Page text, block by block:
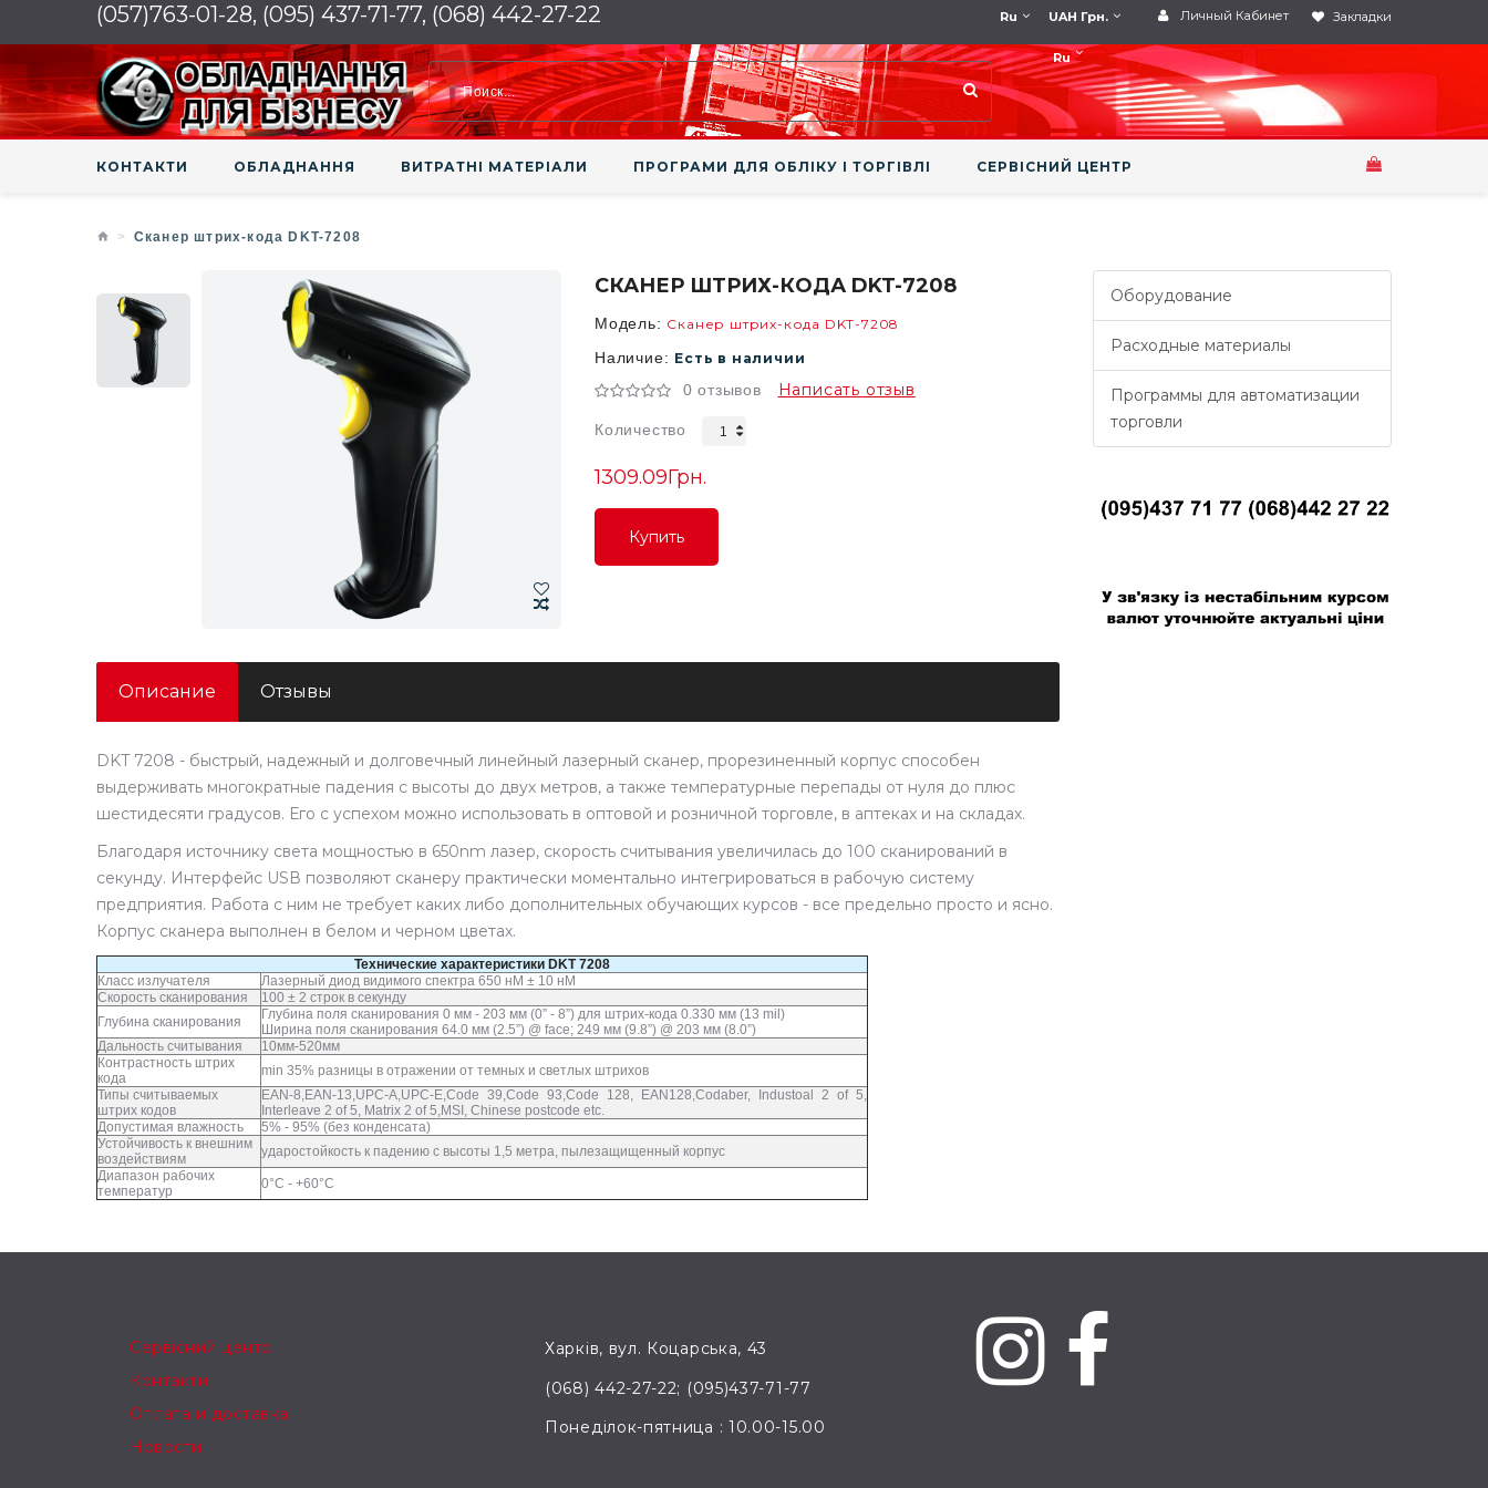
(057)763-01-28, (095) 437-71-77, (068) 442-27-22 Закладки
Личный Кабинет
UAH Грн.
Ru
Ru
КОНТАКТИ ОБЛАДНАННЯ ВИТРАТНІ МАТЕРІАЛИ ПРОГРАМИ ДЛЯ ОБЛІКУ І ТОРГІВЛІ СЕРВІСНИЙ ЦЕНТР
Сканер штрих-кода DKT-7208
СКАНЕР ШТРИХ-КОДА DKT-7208
Модель: Сканер штрих-кода DKT-7208
Наличие: Есть в наличии
0 отзывов Написать отзыв
Количество
1309.09Грн.
Купить
Купить
Описание Отзывы
DKT 7208 - быстрый, надежный и долговечный линейный лазерный сканер, прорезиненный корпус способен
выдерживать многократные падения с высоты до двух метров, а также температурные перепады от нуля до плюс
шестидесяти градусов. Его с успехом можно использовать в оптовой и розничной торговле, в аптеках и на складах.
Благодаря источнику света мощностью в 650nm лазер, скорость считывания увеличилась до 100 сканирований в
секунду. Интерфейс USВ позволяют сканеру практически моментально интегрироваться в рабочую систему
предприятия. Работа с ним не требует каких либо дополнительных обучающих курсов - все предельно просто и ясно.
Корпус сканера выполнен в белом и черном цветах.
Технические характеристики DKT 7208
Класс излучателя
Лазерный диод видимого спектра 650 нМ ± 10 нМ
Скорость сканирования
100 ± 2 строк в секунду
Глубина сканирования
Глубина поля сканирования 0 мм - 203 мм (0” - 8”) для штрих-кода 0.330 мм (13 mil)
Ширина поля сканирования 64.0 мм (2.5”) @ face; 249 мм (9.8”) @ 203 мм (8.0”)
Дальность считывания
10мм-520мм
Контрастность штрих
кода
min 35% разницы в отражении от темных и светлых штрихов
Типы считываемых
штрих кодов
EAN-8,EAN-13,UPC-A,UPC-E,Code 39,Code 93,Code 128, EAN128,Codaber, Industoal 2 of 5,
Interleave 2 of 5, Matrix 2 of 5,MSI, Chinese postcode etc.
Допустимая влажность
5% - 95% (без конденсата)
Устойчивость к внешним
воздействиям
ударостойкость к падению с высоты 1,5 метра, пылезащищенный корпус
Диапазон рабочих
температур
0°С - +60°С
Оборудование
Расходные материалы
Программы для автоматизации
торговли
Сервісний центр
Контакти
Оплата и доставка
Новости
Харків, вул. Коцарська, 43
(068) 442-27-22; (095)437-71-77
Понеділок-пятница : 10.00-15.00